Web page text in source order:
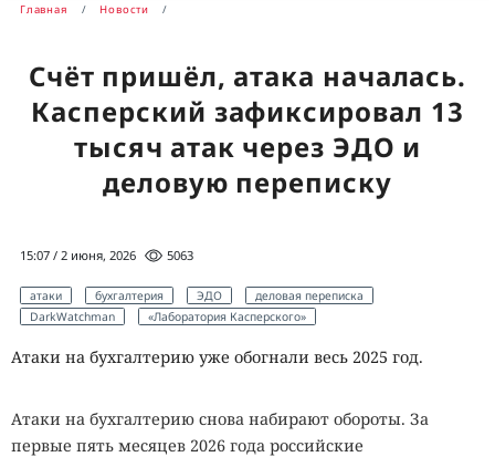
Главная Новости
Счёт пришёл, атака началась.
Касперский зафиксировал 13
тысяч атак через ЭДО и
деловую переписку
15:07 / 2 июня, 2026 5063
атаки бухгалтерия ЭДО
деловая переписка
DarkWatchman
«Лаборатория Касперского»
Атаки на бухгалтерию уже обогнали весь 2025 год.
Атаки на бухгалтерию снова набирают обороты. За
первые пять месяцев 2026 года российские